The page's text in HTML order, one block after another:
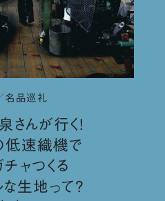
名品巡礼
さんが行く！
速織機で
ャつくる
生地って？